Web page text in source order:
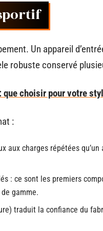
Un appareil
robuste conservé
choisir pour votre
:
aux charges répétées
: ce sont les premiers
gamme.
traduit la confiance du